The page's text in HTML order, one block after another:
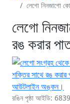
লেগো নিনজাগো
লেগো
রঙ করার
রঙিন পৃষ্ঠা আইডি: